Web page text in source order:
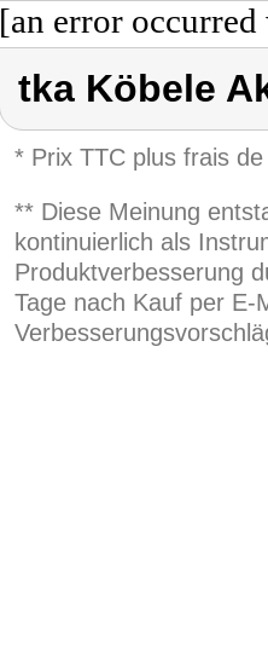
[an error
tka Köbele
* Prix TTC plus frais
** Diese Meinung
kontinuierlich als
Produktverbesserung
Tage nach Kauf per E-